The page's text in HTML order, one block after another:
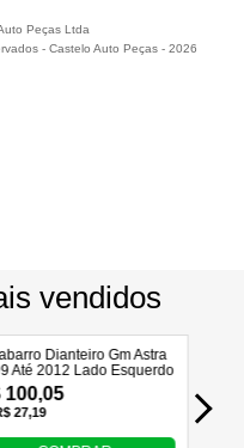
e personalizar nossa
Peças Ltda
-Castelo Auto Peças -2026